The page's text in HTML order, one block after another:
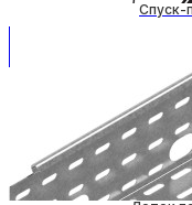
Спуск-